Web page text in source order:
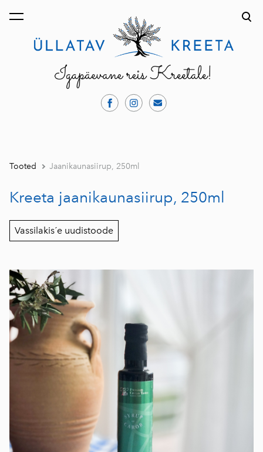
lisati ostukorvi. Vaata ostukorvi
Tooted Jaanikaunasiirup, 250ml
Kreeta jaanikaunasiirup, 250ml
Vassilakis´e uudistoode